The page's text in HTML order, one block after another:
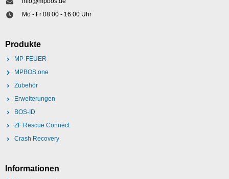
Mo - Fr 08:00 - 16:00 Uhr
Produkte
MP-FEUER
MPBOS.one
Zubehör
Erweiterungen
BOS-ID
ZF Rescue Connect
Crash Recovery
Informationen